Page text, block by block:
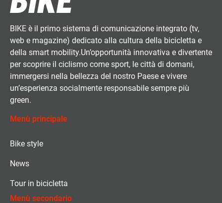
BIKE è il primo sistema di comunicazione integrato (tv,
web e magazine) dedicato alla cultura della bicicletta e
della smart mobility.Un’opportunità innovativa e divertente
per scoprire il ciclismo come sport, le città di domani,
immergersi nella bellezza del nostro Paese e vivere
un’esperienza socialmente responsabile sempre più
green.
Menù principale
Bike style
News
Tour in bicicletta
Menù secondario